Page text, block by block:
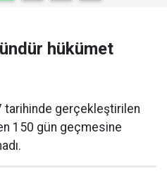
hükümet
tarihinde gerçekleştirilen
150 gün geçmesine